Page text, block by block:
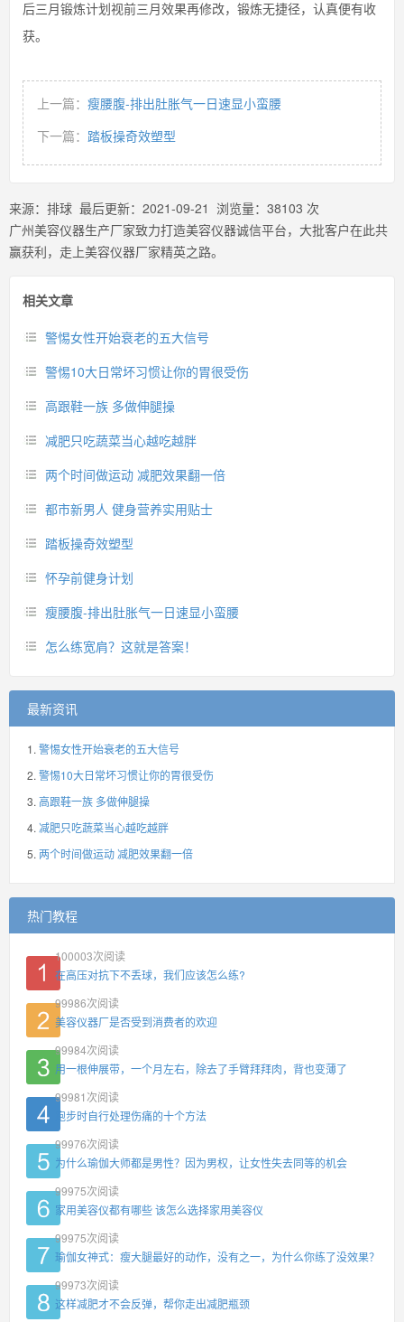
后三月锻炼计划视前三月效果再修改，锻炼无捷径，认真便有收
获。
上一篇： 瘦腰腹-排出肚胀气一日速显小蛮腰
下一篇： 踏板操奇效塑型
来源： 排球 最后更新： 2021-09-21 浏览量： 38103 次
广州美容仪器生产厂家致力打造美容仪器诚信平台，大批客户在此共
赢获利，走上美容仪器厂家精英之路。
相关文章
警惕女性开始衰老的五大信号
警惕10大日常坏习惯让你的胃很受伤
高跟鞋一族 多做伸腿操
减肥只吃蔬菜当心越吃越胖
两个时间做运动 减肥效果翻一倍
都市新男人 健身营养实用贴士
踏板操奇效塑型
怀孕前健身计划
瘦腰腹-排出肚胀气一日速显小蛮腰
怎么练宽肩？这就是答案！
最新资讯
警惕女性开始衰老的五大信号
警惕10大日常坏习惯让你的胃很受伤
高跟鞋一族 多做伸腿操
减肥只吃蔬菜当心越吃越胖
两个时间做运动 减肥效果翻一倍
热门教程
100003次阅读
在高压对抗下不丢球，我们应该怎么练?
99986次阅读
美容仪器厂是否受到消费者的欢迎
99984次阅读
用一根伸展带，一个月左右，除去了手臂拜拜肉，背也变薄了
99981 次阅读
跑步时自行处理伤痛的十个方法
99976次阅读
为什么瑜伽大师都是男性？因为男权，让女性失去同等的机会
99975次阅读
家用美容仪都有哪些 该怎么选择家用美容仪
99975次阅读
瑜伽女神式：瘦大腿最好的动作，没有之一，为什么你练了没效果？
99973次阅读
这样减肥才不会反弹，帮你走出减肥瓶颈